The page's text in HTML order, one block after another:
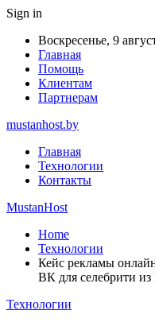
Sign in
Воскресенье, 9
Главная
Помощь
Клиентам
Партнерам
mustanhost.by
Главная
Технологии
Контакты
MustanHost
Home
Технологии
Кейс рекламы
ВК для селебрити
Технологии